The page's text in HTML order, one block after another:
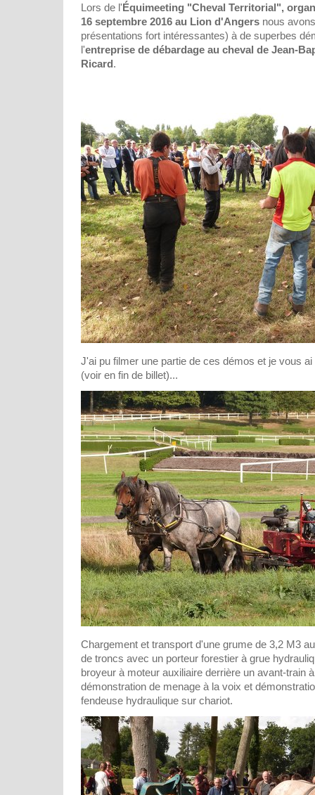
Lors de l'Équimeeting "Cheval Territorial",
16 septembre 2016 au Lion d'Angers nous
présentations fort intéressantes) à de superbes
l'entreprise de débardage au cheval de Jean-
Ricard.
J'ai pu filmer une partie de ces démos et je vous
(voir en fin de billet)...
Chargement et transport d'une grume de 3,2 M3
de troncs avec un porteur forestier à grue
broyeur à moteur auxiliaire derrière un avant-train
démonstration de menage à la voix et
fendeuse hydraulique sur chariot.